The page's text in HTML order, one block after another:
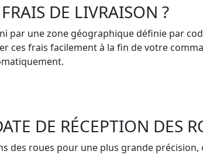
DE LIVRAISON ?
par une zone géographique définie par
ces frais facilement à la fin de votre
DE RÉCEPTION DES
des roues pour une plus grande